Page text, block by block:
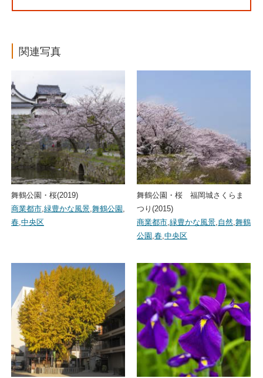
関連写真
舞鶴公園・桜(2019)
商業都市,緑豊かな風景,舞鶴公園 ,
春,中央区
舞鶴公園・桜 福岡城さくらま
つり(2015)
商業都市,緑豊かな風景,自然,舞鶴
公園 ,春,中央区